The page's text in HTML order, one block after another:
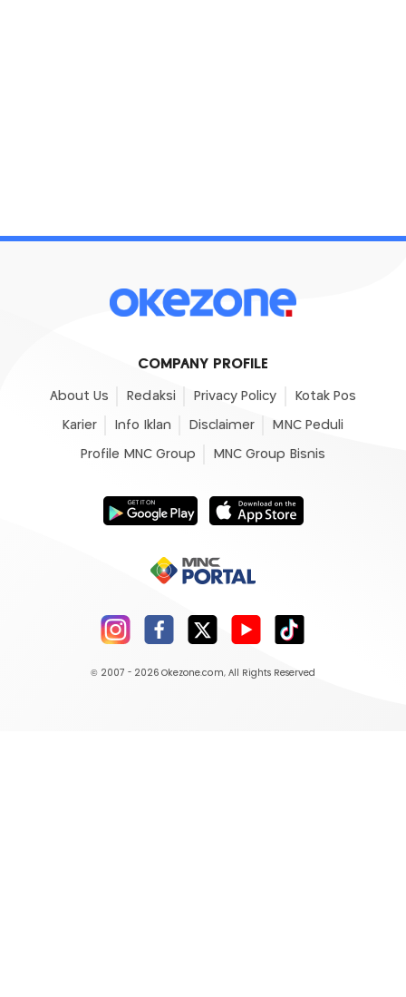
COMPANY PROFILE
About Us Redaksi Privacy Policy Kotak Pos
Karier Info Iklan Disclaimer MNC Peduli
Profile MNC Group MNC Group Bisnis
© 2007 - 2026 Okezone.com, All Rights Reserved